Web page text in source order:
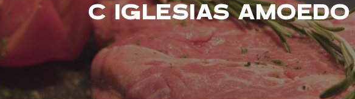
C IGLESIAS AMOEDO